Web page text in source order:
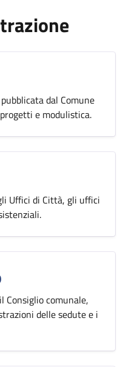
dal Comune
e modulistica.
Uffici di Città, gli uffici
Consiglio comunale,
delle sedute e i